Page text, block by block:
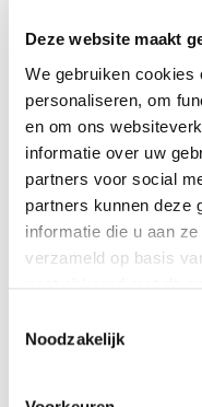
Deze website maakt
We gebruiken cookies
personaliseren, om
en om ons
informatie over uw
partners voor social
partners kunnen deze
informatie die u aan
verzameld op basis
Noodzakelijk
nu écht gebeurde in
Eduard Douwes
Op 2 maart 1820 werd
Eduard Douwes Dekker
Nederlands-Indië in
Dekker voor altijd